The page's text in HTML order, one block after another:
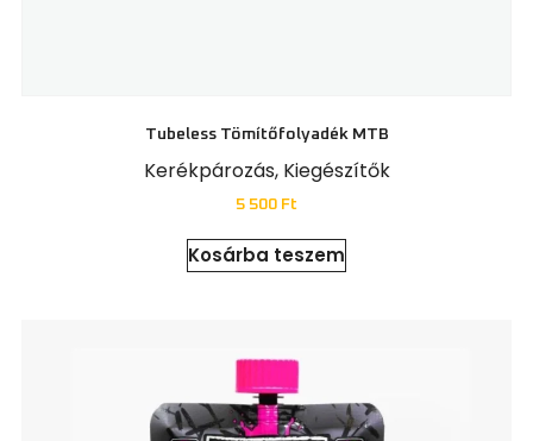
Tubeless Tömítőfolyadék MTB
Kerékpározás, Kiegészítők
5 500 Ft
Kosárba teszem